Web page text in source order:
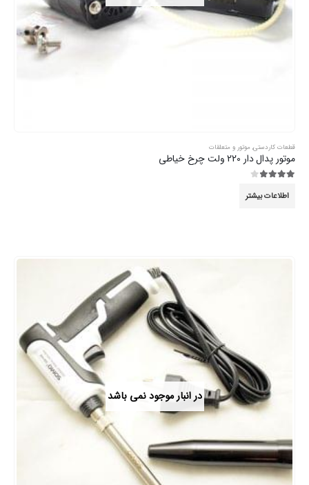
قطعات کاردستی, موتور و متعلقات
موتور پدال دار 220 ولت چرخ خیاطی
اطلاعات بیشتر
در انبار موجود نمی باشد